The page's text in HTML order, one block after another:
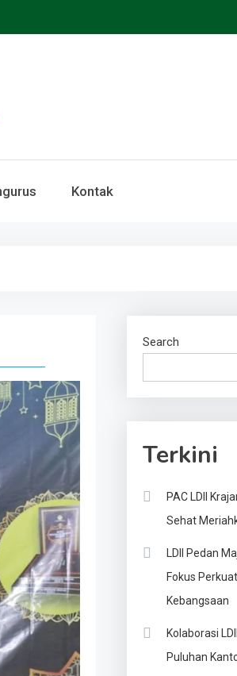
Kontak
Search
Terkini
PAC LDII
Sehat
LDII Pedan
Fokus
Kebangsaan
Kolaborasi
Puluhan